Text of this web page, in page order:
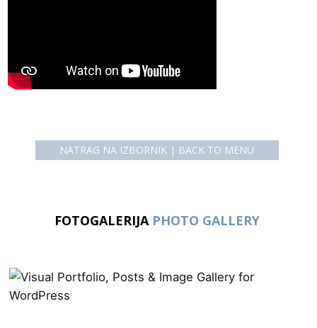
NATRAG NA IZBORNIK | BACK TO MENU
FOTOGALERIJA PHOTO GALLERY